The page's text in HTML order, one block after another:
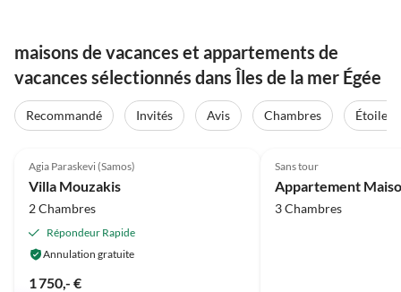
maisons de vacances et appartements de
vacances sélectionnés dans Îles de la mer Égée
Recommandé Invités Avis Chambres Étoiles
Meilleure
Agia Paraskevi (Samos)
Villa Mouzakis
2 Chambres
Répondeur Rapide
Annulation gratuite
1 750,- €
Sans tour
3 Chambres